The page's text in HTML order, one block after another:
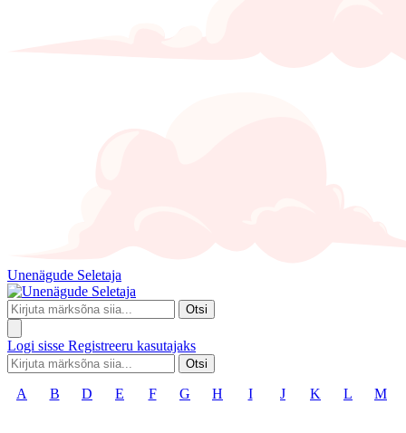
Unenägude Seletaja
Otsi
Logi sisse Registreeru kasutajaks
Otsi
A B D E F G H I J K L M